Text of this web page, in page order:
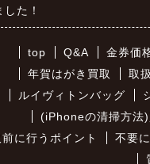
た！
top Q&A 金券価
年賀はがき買取
取
ルイヴィトンバッグ
(iPhoneの清掃方法)
前に行うポイント
不要